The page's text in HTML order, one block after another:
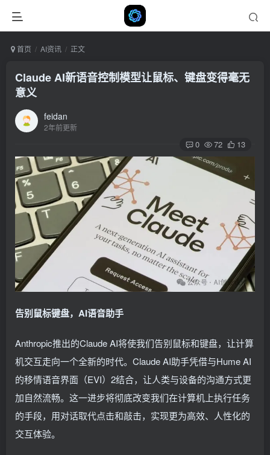
首页 AI资讯 正文
Claude AI新语音控制模型让鼠标、键盘变得毫无
意义
feidan
2年前更新
0 72 13
告别鼠标键盘，AI语音助手
Anthropic推出的Claude AI将使我们告别鼠标和键盘，让计算
机交互走向一个全新的时代。Claude AI助手凭借与Hume AI
的移情语音界面（EVI）2结合，让人类与设备的沟通方式更
加自然流畅。这一进步将彻底改变我们在计算机上执行任务
的手段，用对话取代点击和敲击，实现更为高效、人性化的
交互体验。